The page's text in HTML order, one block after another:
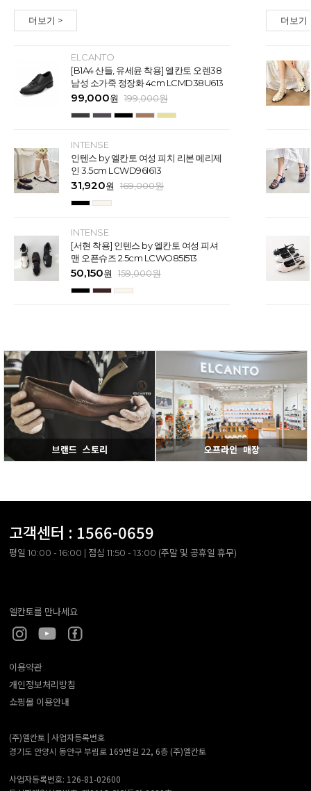
더보기 >
ELCANTO
[B1A4 산들, 유세윤 착용] 엘칸토 오렌38
남성 소가죽 정장화 4cm LCMD38U613
99,000원 199,000원
INTENSE
인텐스 by 엘칸토 여성 피치 리본 메리제
인 3.5cm LCWD96I613
31,920원 169,000원
INTENSE
[서현 착용] 인텐스 by 엘칸토 여성 피셔
맨 오픈슈즈 2.5cm LCWO85I513
50,150원 159,000원
더보기
브랜드 스토리 오프라인 매장
고객센터 : 1566-0659
평일 10:00 - 16:00 | 점심 11:50 - 13:00 (주말 및 공휴일 휴무)
엘칸토를 만나세요
이용약관
개인정보처리방침
쇼핑몰 이용안내
(주)엘칸토 | 사업자등록번호
경기도 안양시 동안구 부림로 169번길 22, 6층 (주)엘칸토
사업자등록번호: 126-81-02600